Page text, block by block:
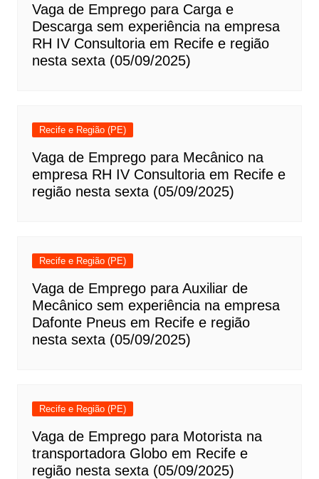
Vaga de Emprego para Carga e
Descarga sem experiência na empresa
RH IV Consultoria em Recife e região
nesta sexta (05/09/2025)
Recife e Região (PE)
Vaga de Emprego para Mecânico na
empresa RH IV Consultoria em Recife e
região nesta sexta (05/09/2025)
Recife e Região (PE)
Vaga de Emprego para Auxiliar de
Mecânico sem experiência na empresa
Dafonte Pneus em Recife e região
nesta sexta (05/09/2025)
Recife e Região (PE)
Vaga de Emprego para Motorista na
transportadora Globo em Recife e
região nesta sexta (05/09/2025)